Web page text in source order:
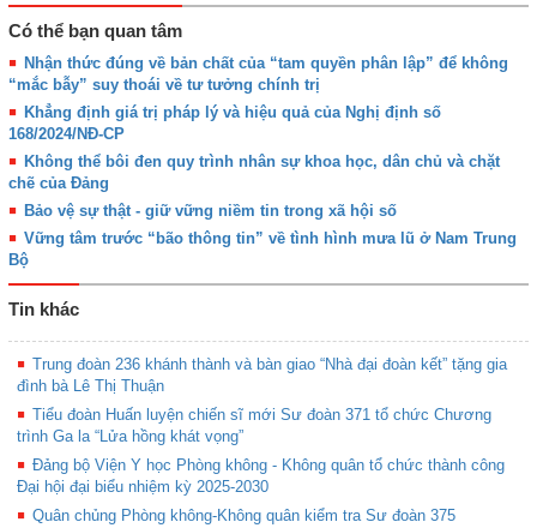
Có thể bạn quan tâm
Nhận thức đúng về bản chất của “tam quyền phân lập” để không
“mắc bẫy” suy thoái về tư tưởng chính trị
Khẳng định giá trị pháp lý và hiệu quả của Nghị định số
168/2024/NĐ-CP
Không thể bôi đen quy trình nhân sự khoa học, dân chủ và chặt
chẽ của Đảng
Bảo vệ sự thật - giữ vững niềm tin trong xã hội số
Vững tâm trước “bão thông tin” về tình hình mưa lũ ở Nam Trung
Bộ
Tin khác
Trung đoàn 236 khánh thành và bàn giao “Nhà đại đoàn kết” tặng gia
đình bà Lê Thị Thuận
Tiểu đoàn Huấn luyện chiến sĩ mới Sư đoàn 371 tổ chức Chương
trình Ga la “Lửa hồng khát vọng”
Đảng bộ Viện Y học Phòng không - Không quân tổ chức thành công
Đại hội đại biểu nhiệm kỳ 2025-2030
Quân chủng Phòng không-Không quân kiểm tra Sư đoàn 375